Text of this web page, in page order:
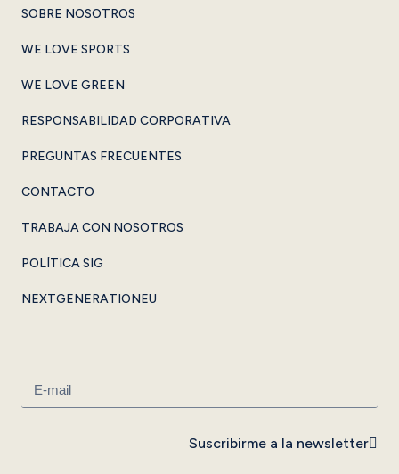
SOBRE NOSOTROS
WE LOVE SPORTS
WE LOVE GREEN
RESPONSABILIDAD CORPORATIVA
PREGUNTAS FRECUENTES
CONTACTO
TRABAJA CON NOSOTROS
POLÍTICA SIG
NEXTGENERATIONEU
Suscribirme a la newsletter